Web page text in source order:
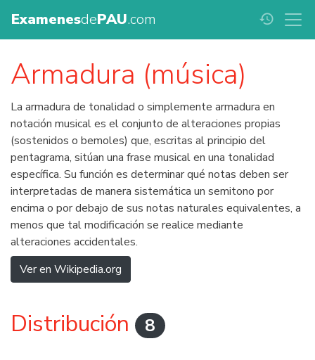
ExamenesdePAU.com history
Armadura (música)
La armadura de tonalidad o simplemente armadura en
notación musical es el conjunto de alteraciones propias
(sostenidos o bemoles) que, escritas al principio del
pentagrama, sitúan una frase musical en una tonalidad
específica. Su función es determinar qué notas deben ser
interpretadas de manera sistemática un semitono por
encima o por debajo de sus notas naturales equivalentes, a
menos que tal modificación se realice mediante
alteraciones accidentales.
Ver en Wikipedia.org
Distribución 8